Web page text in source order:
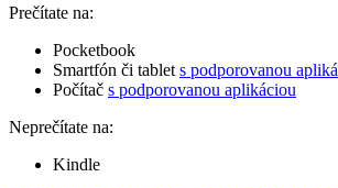
Prečítate na:
Pocketbook
Smartfón či tablet s podporovanou
Počítač s podporovanou aplikáciou
Neprečítate na:
Kindle